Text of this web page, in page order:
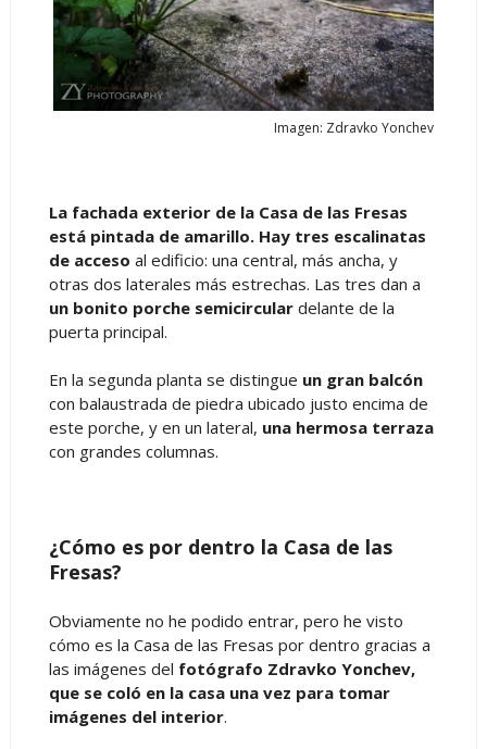
Imagen: Zdravko Yonchev
La fachada exterior de la Casa de las Fresas
está pintada de amarillo. Hay tres escalinatas
de acceso al edificio: una central, más ancha, y
otras dos laterales más estrechas. Las tres dan a
un bonito porche semicirculardelante de la
puerta principal.
En la segunda planta se distingue un gran balcón
con balaustrada de piedra ubicado justo encima de
este porche, y en un lateral, una hermosa terraza
con grandes columnas.
¿Cómo es por dentro la Casa de las
Fresas?
Obviamente no he podido entrar, pero he visto
cómo es la Casa de las Fresas por dentro gracias a
las imágenes del fotógrafo Zdravko Yonchev,
que se coló en la casa una vez para tomar
imágenes del interior.